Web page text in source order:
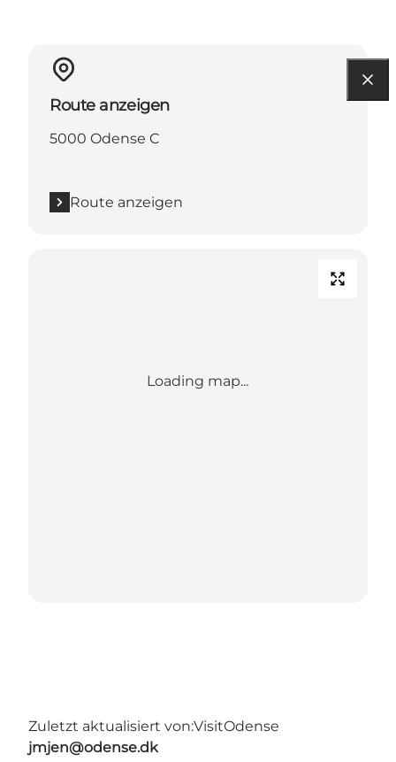
Route anzeigen
5000 Odense C
Route anzeigen
Loading map...
Zuletzt aktualisiert von:VisitOdense
jmjen@odense.dk